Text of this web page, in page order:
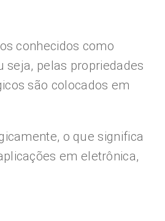
conhecidos como
seja, pelas propriedades
são colocados em
o que significa
em eletrônica,